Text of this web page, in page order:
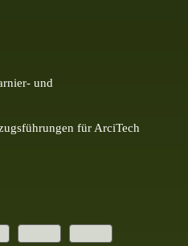
und
für ArciTech